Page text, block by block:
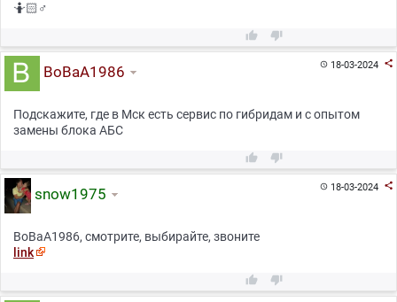
🤷🏻♂
 
18-03-2024 
BoBaA1986
Подскажите, где в Мск есть сервис по гибридам и с опытом
замены блока АБС
 
18-03-2024 
snow1975
BoBaA1986, смотрите, выбирайте, звоните
link
 